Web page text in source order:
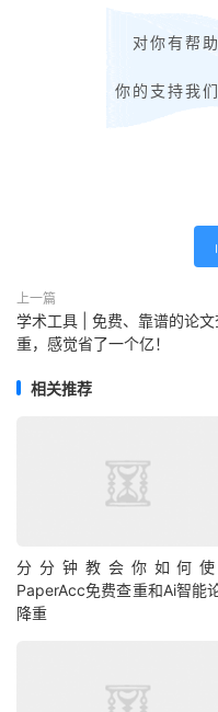
对你有帮
你的支持我
上一篇
学术工具 | 免费、靠谱的论文
重，感觉省了一个亿！
相关推荐
分分钟教会你如何使
PaperAcc免费查重和Ai智能
降重